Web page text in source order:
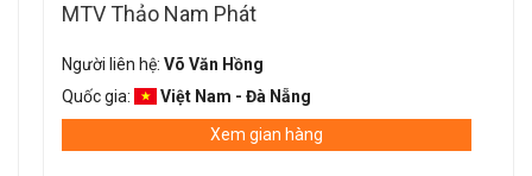
MTV Thảo Nam Phát
Người liên hệ: Võ Văn Hồng
Quốc gia:
Việt Nam - Đà Nẵng
Xem gian hàng